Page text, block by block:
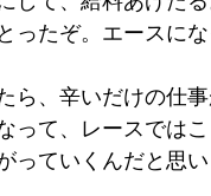
ったぞ。エースに
ら、辛いだけの仕
って、レースでは
っていくんだと思い